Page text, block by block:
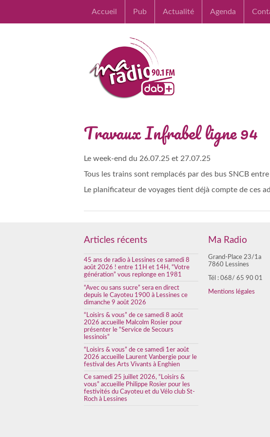
Accueil Pub Actualité Agenda
Travaux Infrabel ligne 94
Le week-end du 26.07.25 et 27.07.25
Tous les trains sont remplacés par des bus SNCB
Le planificateur de voyages tient déjà compte de ces
Articles récents
45 ans de radio à Lessines ce samedi 8
août 2026 ! entre 11H et 14H, “Votre
génération” vous replonge en 1981
“Avec ou sans sucre” sera en direct
depuis le Cayoteu 1900 à Lessines ce
dimanche 9 août 2026
“Loisirs & vous” de ce samedi 8 août
2026 accueille Malcolm Rosier pour
présenter le “Service de Secours
lessinois”
“Loisirs & vous” de ce samedi 1er août
2026 accueille Laurent Vanbergie pour le
festival des Arts Vivants à Enghien
Ce samedi 25 juillet 2026, “Loisirs &
vous” accueille Philippe Rosier pour les
festivités du Cayoteu et du Vélo club St-
Roch à Lessines
Ma Radio
Grand-Place 23/1a
7860 Lessines
Tél : 068/ 65 90 01
Mentions légales